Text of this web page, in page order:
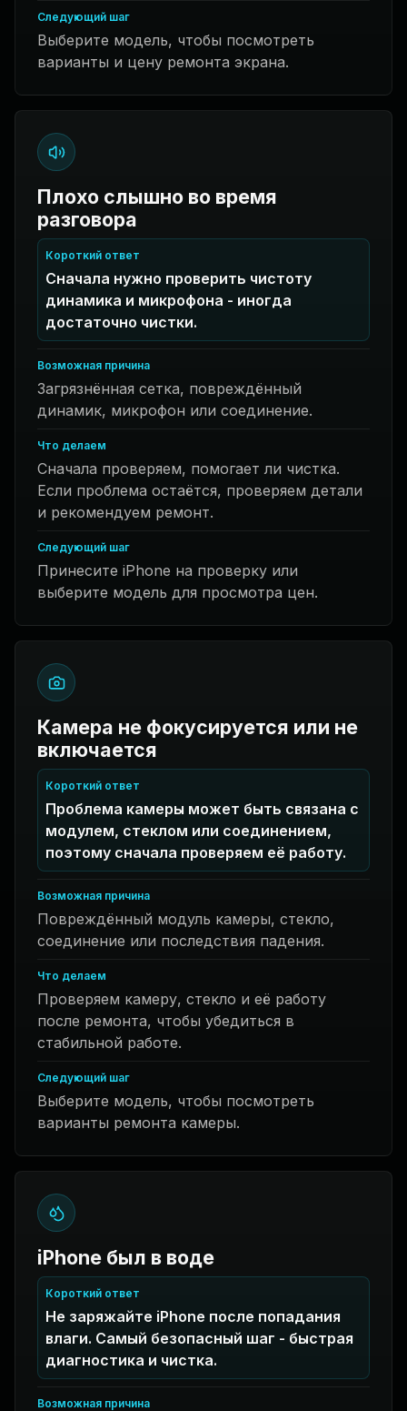
Следующий шаг
Выберите модель, чтобы посмотреть
варианты и цену ремонта экрана.
Плохо слышно во время
разговора
Короткий ответ
Сначала нужно проверить чистоту
динамика и микрофона - иногда
достаточно чистки.
Возможная причина
Загрязнённая сетка, повреждённый
динамик, микрофон или соединение.
Что делаем
Сначала проверяем, помогает ли чистка.
Если проблема остаётся, проверяем детали
и рекомендуем ремонт.
Следующий шаг
Принесите iPhone на проверку или
выберите модель для просмотра цен.
Камера не фокусируется или не
включается
Короткий ответ
Проблема камеры может быть связана с
модулем, стеклом или соединением,
поэтому сначала проверяем её работу.
Возможная причина
Повреждённый модуль камеры, стекло,
соединение или последствия падения.
Что делаем
Проверяем камеру, стекло и её работу
после ремонта, чтобы убедиться в
стабильной работе.
Следующий шаг
Выберите модель, чтобы посмотреть
варианты ремонта камеры.
iPhone был в воде
Короткий ответ
Не заряжайте iPhone после попадания
влаги. Самый безопасный шаг - быстрая
диагностика и чистка.
Возможная причина